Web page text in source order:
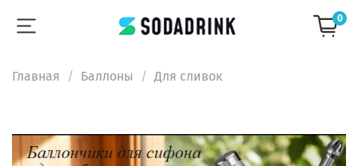
0
Главная Баллоны Для сливок